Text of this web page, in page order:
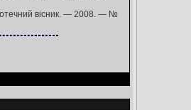
вісник. — 2008. — №